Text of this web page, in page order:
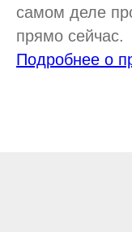
самом деле
прямо сейчас.
Подробнее о